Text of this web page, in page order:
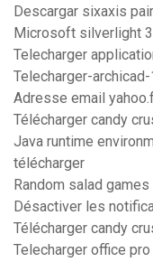
Descargar sixaxis
Microsoft silverlight
Telecharger
Telecharger-
Adresse email
Télécharger candy
Java runtime
télécharger
Random salad games
Désactiver les
Télécharger candy
Telecharger office